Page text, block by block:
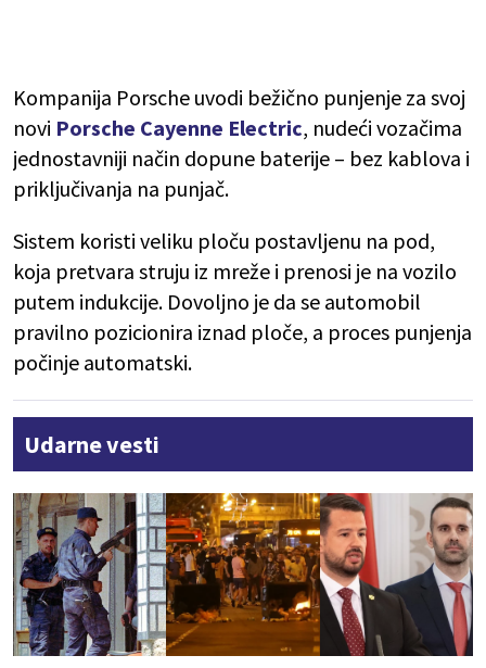
Kompanija Porsche uvodi bežično punjenje za svoj
novi Porsche Cayenne Electric, nudeći vozačima
jednostavniji način dopune baterije – bez kablova i
priključivanja na punjač.
Sistem koristi veliku ploču postavljenu na pod,
koja pretvara struju iz mreže i prenosi je na vozilo
putem indukcije. Dovoljno je da se automobil
pravilno pozicionira iznad ploče, a proces punjenja
počinje automatski.
Udarne vesti